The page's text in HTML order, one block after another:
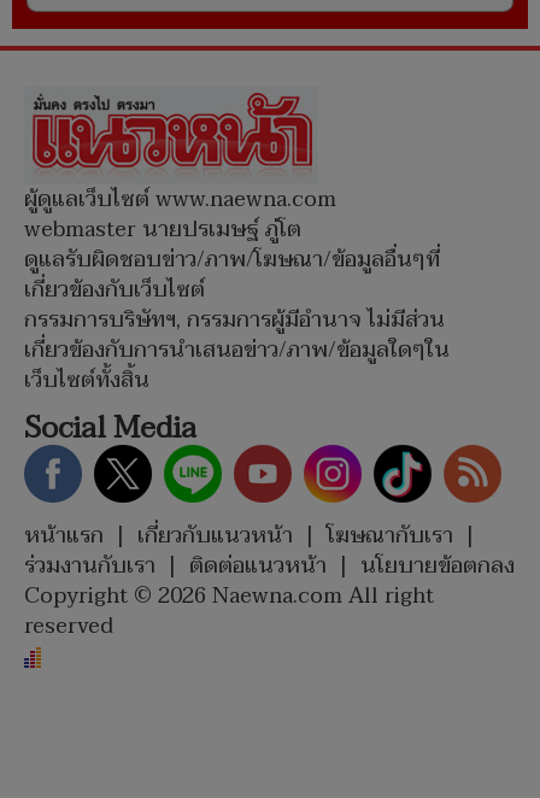
ผู้ดูแลเว็บไซต์ www.naewna.com
webmaster นายปรเมษฐ์ ภู่โต
ดูแลรับผิดชอบข่าว/ภาพ/โฆษณา/ข้อมูลอื่นๆที่
เกี่ยวข้องกับเว็บไซต์
กรรมการบริษัทฯ, กรรมการผู้มีอำนาจ ไม่มีส่วน
เกี่ยวข้องกับการนำเสนอข่าว/ภาพ/ข้อมูลใดๆใน
เว็บไซต์ทั้งสิ้น
Social Media
หน้าแรก | เกี่ยวกับแนวหน้า | โฆษณากับเรา |
ร่วมงานกับเรา | ติดต่อแนวหน้า | นโยบายข้อตกลง
Copyright © 2026 Naewna.com All right
reserved